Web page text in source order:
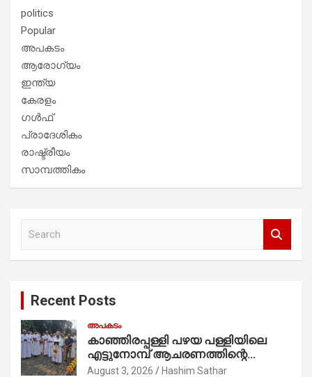
politics
Popular
അപകടം
ആരോഗ്യം
ഇന്ത്യ
കേരളം
ഗൾഫ്
പ്രാദേശികം
രാഷ്ട്രീയം
സാമ്പത്തികം
Recent Posts
അപകടം
കാഞ്ഞിരപ്പള്ളി പഴയ പള്ളിയിലെ
എട്ടുനോമ്പ് ആചരണത്തിന്റെ
ഭാഗമായുള്ള പന്തലിന്റെ കാൽനാട്ട്
August 3, 2026 Hashim Sathar